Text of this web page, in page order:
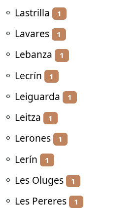
⚬ Lastrilla 1
⚬ Lavares 1
⚬ Lebanza 1
⚬ Lecrín 1
⚬ Leiguarda 1
⚬ Leitza 1
⚬ Lerones 1
⚬ Lerín 1
⚬ Les Oluges 1
⚬ Les Pereres 1